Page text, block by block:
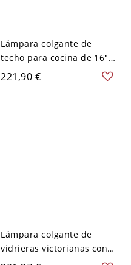
Lámpara colgante de
techo para cocina de 16"
con 2 luces, patrón de
flores rojas victorianas y
221,90 €
Lámpara colgante de
vidrieras victorianas con
patrón de tulipanes, 2